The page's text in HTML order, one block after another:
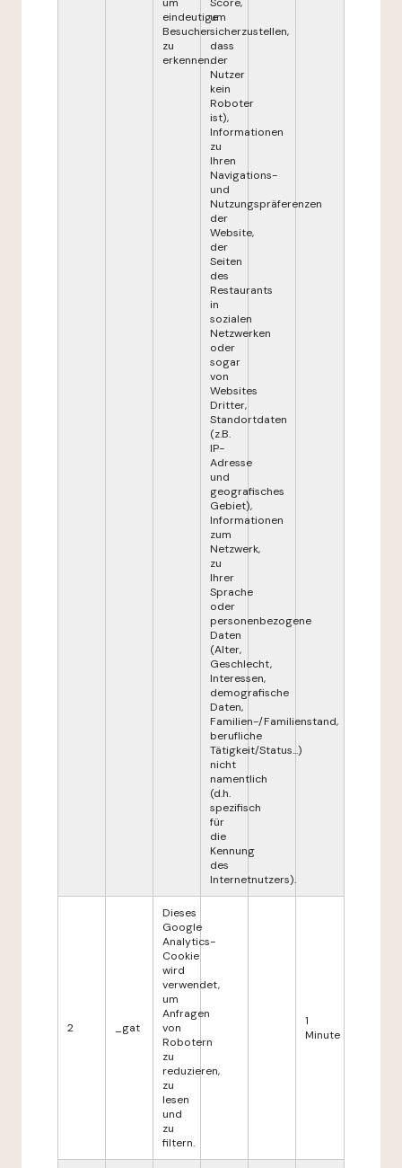
eindeutige
Besucher
zu
erkennen.
um
sicherzustellen,
dass
der
Nutzer
kein
Roboter
ist),
Informationen
zu
Ihren
Navigations-
und
Nutzungspräferenzen
der
Website,
der
Seiten
des
Restaurants
in
sozialen
Netzwerken
oder
sogar
von
Websites
Dritter,
Standortdaten
(z.B.
IP-
Adresse
und
geografisches
Gebiet),
Informationen
zum
Netzwerk,
zu
Ihrer
Sprache
oder
personenbezogene
Daten
(Alter,
Geschlecht,
Interessen,
demografische
Daten,
Familien-/Familienstand,
berufliche
Tätigkeit/Status...)
nicht
namentlich
(d.h.
spezifisch
für
die
Kennung
des
Internetnutzers).
2 _gat
Dieses
Google
Analytics-
Cookie
wird
verwendet,
um
Anfragen
von
Robotern
zu
reduzieren,
zu
lesen
und
zu
filtern.
1
Minute